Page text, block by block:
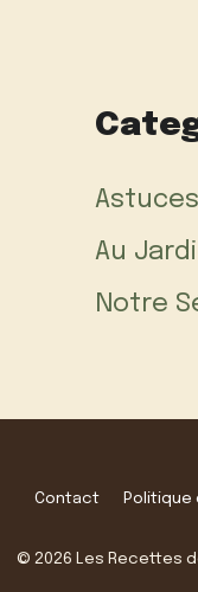
Astuces
Au
Notre
Contact
© 2026 Les Recettes